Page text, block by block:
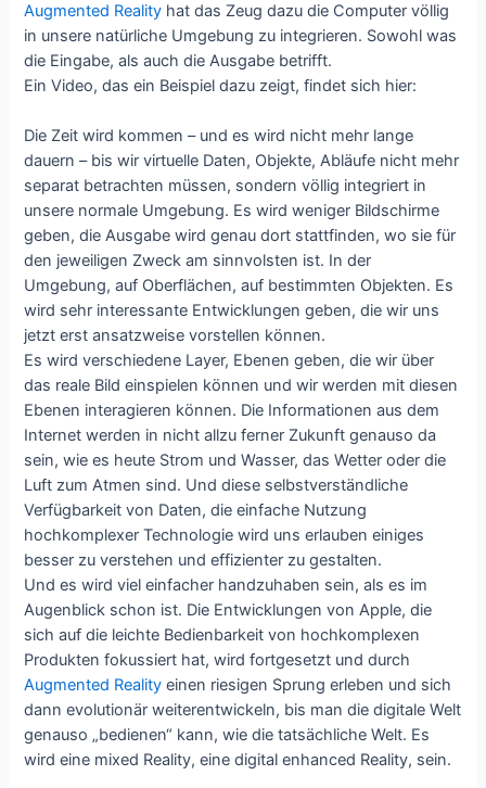
Augmented Reality hat das Zeug dazu die Computer völlig
in unsere natürliche Umgebung zu integrieren. Sowohl was
die Eingabe, als auch die Ausgabe betrifft.
Ein Video, das ein Beispiel dazu zeigt, findet sich hier:
Die Zeit wird kommen – und es wird nicht mehr lange
dauern – bis wir virtuelle Daten, Objekte, Abläufe nicht mehr
separat betrachten müssen, sondern völlig integriert in
unsere normale Umgebung. Es wird weniger Bildschirme
geben, die Ausgabe wird genau dort stattfinden, wo sie für
den jeweiligen Zweck am sinnvolsten ist. In der
Umgebung, auf Oberflächen, auf bestimmten Objekten. Es
wird sehr interessante Entwicklungen geben, die wir uns
jetzt erst ansatzweise vorstellen können.
Es wird verschiedene Layer, Ebenen geben, die wir über
das reale Bild einspielen können und wir werden mit diesen
Ebenen interagieren können. Die Informationen aus dem
Internet werden in nicht allzu ferner Zukunft genauso da
sein, wie es heute Strom und Wasser, das Wetter oder die
Luft zum Atmen sind. Und diese selbstverständliche
Verfügbarkeit von Daten, die einfache Nutzung
hochkomplexer Technologie wird uns erlauben einiges
besser zu verstehen und effizienter zu gestalten.
Und es wird viel einfacher handzuhaben sein, als es im
Augenblick schon ist. Die Entwicklungen von Apple, die
sich auf die leichte Bedienbarkeit von hochkomplexen
Produkten fokussiert hat, wird fortgesetzt und durch
Augmented Reality einen riesigen Sprung erleben und sich
dann evolutionär weiterentwickeln, bis man die digitale Welt
genauso „bedienen“ kann, wie die tatsächliche Welt. Es
wird eine mixed Reality, eine digital enhanced Reality, sein.